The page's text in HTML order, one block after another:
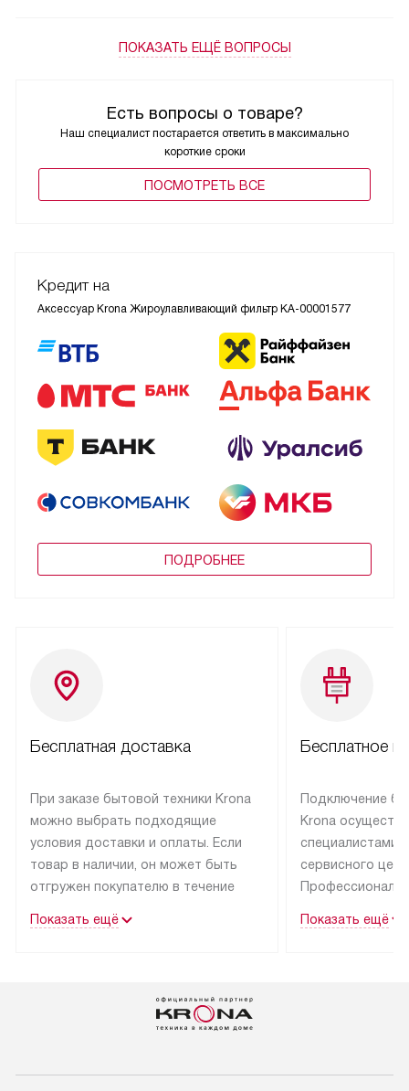
Есть вопросы о товаре?
Наш специалист постарается ответить в максимально
короткие сроки
ПОCМОТРЕТЬ ВСЕ
ПОКАЗАТЬ ЕЩЁ ВОПРОСЫ
Кредит на
Аксессуар Krona Жироулавливающий фильтр КА-00001577
ПОДРОБНЕЕ
Бесплатная доставка
При заказе бытовой техники Krona
можно выбрать подходящие
условия доставки и оплаты. Если
товар в наличии, он может быть
отгружен покупателю в течение
оплачивается дополнительно.
Возможна доставка товаров
Показать ещё
Бесплатное
Подключение
Krona
специалистами
сервисного
эксплуатации
Показать ещё